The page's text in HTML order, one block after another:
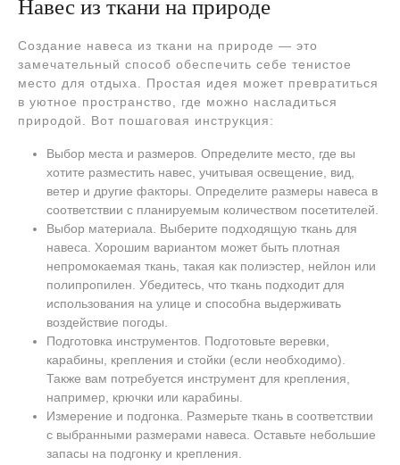
Навес из ткани на природе
Создание навеса из ткани на природе — это
замечательный способ обеспечить себе тенистое
место для отдыха. Простая идея может превратиться
в уютное пространство, где можно насладиться
природой. Вот пошаговая инструкция:
Выбор места и размеров. Определите место, где вы
хотите разместить навес, учитывая освещение, вид,
ветер и другие факторы. Определите размеры навеса в
соответствии с планируемым количеством посетителей.
Выбор материала. Выберите подходящую ткань для
навеса. Хорошим вариантом может быть плотная
непромокаемая ткань, такая как полиэстер, нейлон или
полипропилен. Убедитесь, что ткань подходит для
использования на улице и способна выдерживать
воздействие погоды.
Подготовка инструментов. Подготовьте веревки,
карабины, крепления и стойки (если необходимо).
Также вам потребуется инструмент для крепления,
например, крючки или карабины.
Измерение и подгонка. Размерьте ткань в соответствии
с выбранными размерами навеса. Оставьте небольшие
запасы на подгонку и крепления.